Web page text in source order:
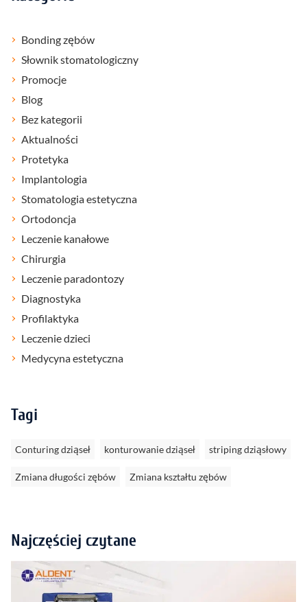
Bonding zębów
Słownik stomatologiczny
Promocje
Blog
Bez kategorii
Aktualności
Protetyka
Implantologia
Stomatologia estetyczna
Ortodoncja
Leczenie kanałowe
Chirurgia
Leczenie paradontozy
Diagnostyka
Profilaktyka
Leczenie dzieci
Medycyna estetyczna
Tagi
Conturing dziąseł konturowanie dziąseł striping dziąsłowy
Zmiana długości zębów Zmiana kształtu zębów
Najczęściej czytane